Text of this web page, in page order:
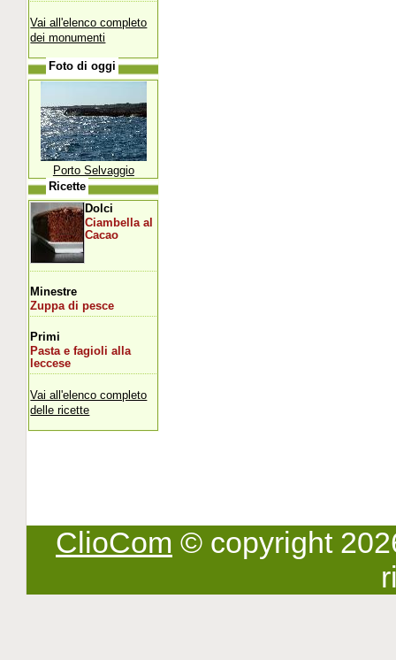
Vai all'elenco completo
dei monumenti
Foto di oggi
Porto Selvaggio
Ricette
Dolci
Ciambella al
Cacao
Minestre
Zuppa di pesce
Primi
Pasta e fagioli alla
leccese
Vai all'elenco completo
delle ricette
ClioCom © copyright